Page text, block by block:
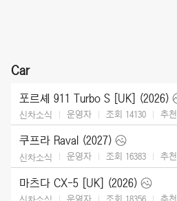
Car
포르셰 911 Turbo S [UK] (2026)
신차소식 운영자 조회 14130 추천
쿠프라 Raval (2027)
신차소식 운영자 조회 16383 추천
마츠다 CX-5 [UK] (2026)
운영자 조회 18356 추천